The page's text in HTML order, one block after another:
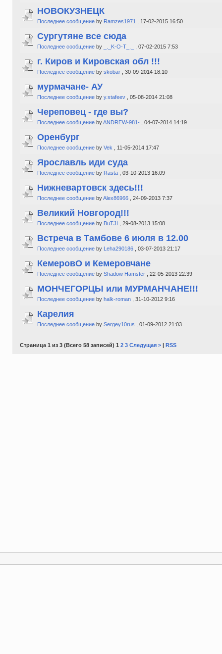
НОВОКУЗНЕЦК
Последнее сообщениеby Ramzes1971 , 17-02-2015 16:50
Сургутяне все сюда
Последнее сообщениеby _._K-O-T_._ , 07-02-2015 7:53
г. Киров и Кировская обл !!!
Последнее сообщениеby skobar, 30-09-2014 18:10
мурмачане- АУ
Последнее сообщениеby y.stafeev, 05-08-2014 21:08
Череповец - где вы?
Последнее сообщениеbyANDREW-981-, 04-07-2014 14:19
Оренбург
Последнее сообщениеby Vek , 11-05-2014 17:47
Ярославль иди суда
Последнее сообщениеby Rasta, 03-10-2013 16:09
Нижневартовск здесь!!!
Последнее сообщениеbyAlex86966, 24-09-2013 7:37
Великий Новгород!!!
Последнее сообщениеby BuTJI , 29-08-2013 15:08
Встреча в Тамбове 6 июля в 12.00
Последнее сообщениеby Leha290186, 03-07-2013 21:17
КемеровО и Кемеровчане
Последнее сообщениеby Shadow Hamster, 22-05-2013 22:39
МОНЧЕГОРЦЫ или МУРМАНЧАНЕ!!!
Последнее сообщениеby halk-roman, 31-10-2012 9:16
Карелия
Последнее сообщениеby Sergey10rus , 01-09-2012 21:03
Страница 1 из 3 (Всего 58 записей) 1 2 3 Следущая >| RSS